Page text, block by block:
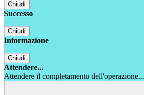
Chiudi
Successo
Chiudi
Informazione
Chiudi
Attendere...
Attendere il completamento dell'operazione...